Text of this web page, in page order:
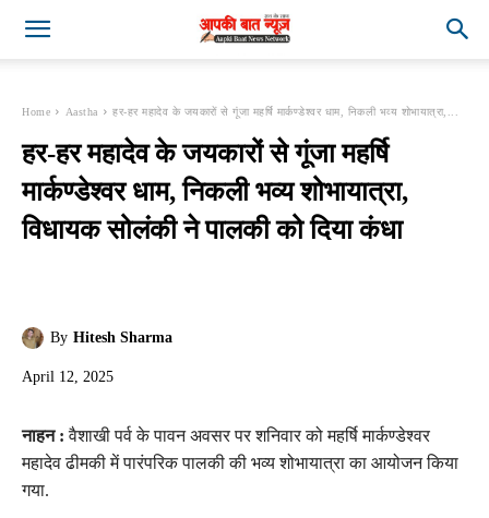
Home Aastha हर-हर महादेव के जयकारों से गूंजा महर्षि मार्कण्डेश्वर धाम, निकली भव्य शोभायात्रा,...
हर-हर महादेव के जयकारों से गूंजा महर्षि
मार्कण्डेश्वर धाम, निकली भव्य शोभायात्रा,
विधायक सोलंकी ने पालकी को दिया कंधा
By Hitesh Sharma
April 12, 2025
नाहन : वैशाखी पर्व के पावन अवसर पर शनिवार को महर्षि मार्कण्डेश्वर
महादेव ढीमकी में पारंपरिक पालकी की भव्य शोभायात्रा का आयोजन किया
गया.